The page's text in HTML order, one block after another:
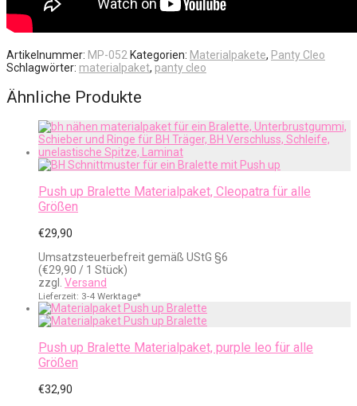
Artikelnummer: MP-052 Kategorien: Materialpakete, Panty Cleo
Schlagwörter: materialpaket, panty cleo
Ähnliche Produkte
Push up Bralette Materialpaket, Cleopatra für alle
Größen
€29,90
Umsatzsteuerbefreit gemäß UStG §6
(€29,90 / 1 Stück)
zzgl. Versand
Lieferzeit: 3-4 Werktage*
Push up Bralette Materialpaket, purple leo für alle
Größen
€32,90